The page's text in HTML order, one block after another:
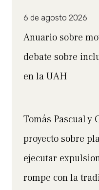
6 de agosto 2026
Anuario sobre
debate sobre
en la UAH
Tomás Pascual
proyecto sobre
ejecutar
rompe con la